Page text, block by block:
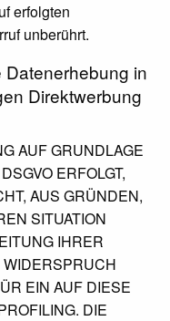
erfolgten
unberührt.
in
Direktwerbung
AUF GRUNDLAGE
ERFOLGT,
AUS GRÜNDEN,
SITUATION
IHRER
EIN AUF DIESE
DIE